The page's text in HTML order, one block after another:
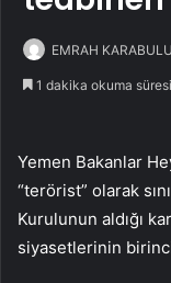
EMRAH
1 dakika okuma süresi
Yemen Bakanlar
“terörist” olarak
Kurulunun aldığı
siyasetlerinin